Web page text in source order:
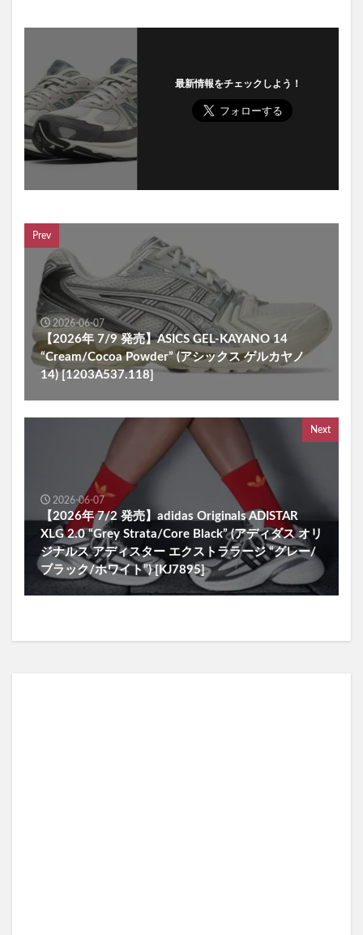
最新情報をチェックしよう！
Prev
2026-06-07
【2026年 7/9 発売】ASICS GEL-KAYANO 14
“Cream/Cocoa Powder” (アシックス ゲルカヤノ
14) [1203A537.118]
Next
2026-06-07
【2026年 7/2 発売】adidas Originals ADISTAR
XLG 2.0 “Grey Strata/Core Black” (アディダス オリ
ジナルス アディスター エクストララージ “グレー/
ブラック/ホワイト”) [KJ7895]